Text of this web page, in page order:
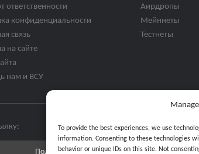
To provide the best experiences, we use
information. Consenting to these technologies
behavior or unique IDs on this site. Not
ответственности
конфиденциальности
связь
на сайте
нам и ВСУ
Аирдропы
Мейннеты
Тестнеты